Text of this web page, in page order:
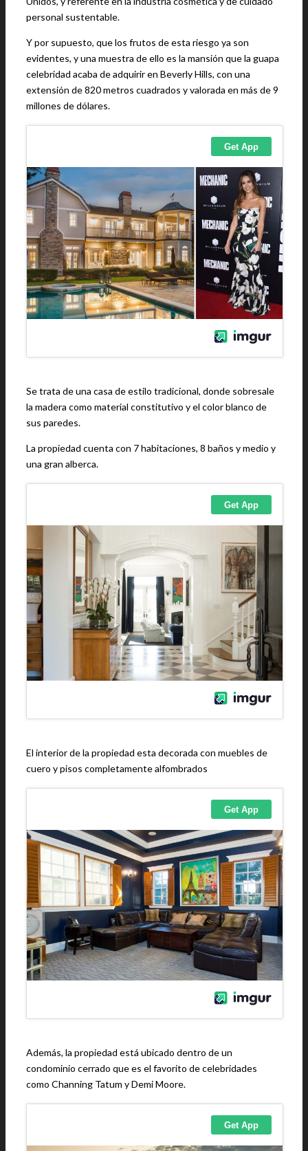
personal sustentable.
Y por supuesto, que los frutos de esta riesgo ya son
evidentes, y una muestra de ello es la mansión que la guapa
celebridad acaba de adquirir en Beverly Hills, con una
extensión de 820 metros cuadrados y valorada en más de 9
millones de dólares.
Se trata de una casa de estilo tradicional, donde sobresale
la madera como material constitutivo y el color blanco de
sus paredes.
La propiedad cuenta con 7 habitaciones, 8 baños y medio y
una gran alberca.
El interior de la propiedad esta decorada con muebles de
cuero y pisos completamente alfombrados
Además, la propiedad está ubicado dentro de un
condominio cerrado que es el favorito de celebridades
como Channing Tatum y Demi Moore.